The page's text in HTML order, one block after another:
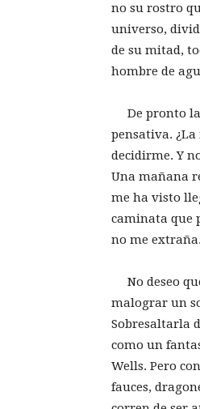
no su rostro
universo,
de su mitad,
hombre de
De pronto la
pensativa.
decidirme. Y
Una mañana
me ha visto
caminata que
no me extraña.
No deseo
malograr un
Sobresaltarla
como un
Wells. Pero
fauces,